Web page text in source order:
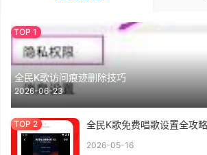
全民K歌访问痕迹删除技巧
2026-06-23
全民K歌免费唱歌设置全攻略
2026-05-16